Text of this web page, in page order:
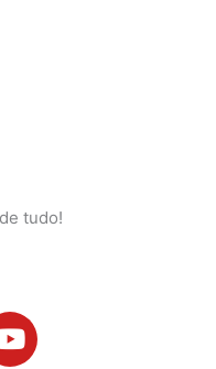
tudo!
Y
o